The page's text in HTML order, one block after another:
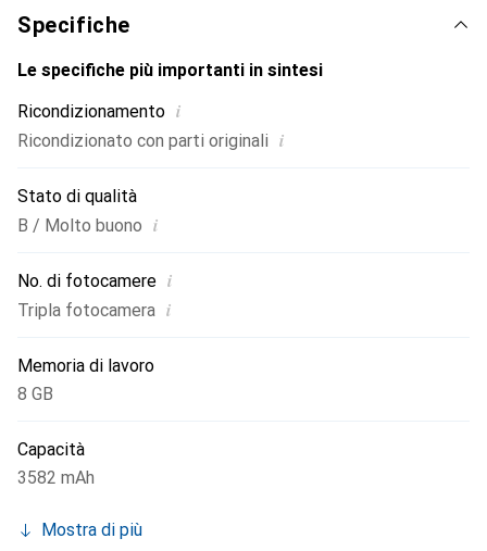
la RAM di 8 gigabyte garantiscono prestazioni fluide,
mentre la capacità della batteria di 3582 mAh consente un
utilizzo prolungato. L'iPhone 16 Pro è inoltre certificato
funzionalità come la ricarica wireless Qi2 e la tecnologia di
ricarica MagSafe, ricaricare il dispositivo è comodo ed
Specifiche
Le specifiche più importanti in sintesi
Ricondizionamento i
Ricondizionato con parti originali i
Stato di qualità
B / Molto buono i
No. di fotocamere i
Tripla fotocamera i
Memoria di lavoro
8 GB
Capacità
3582 mAh
Mostra di più